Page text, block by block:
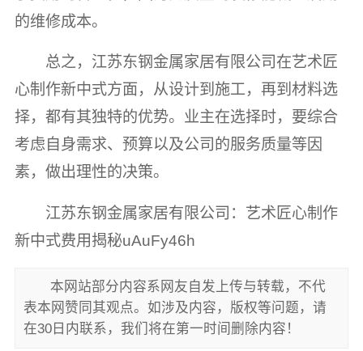
的维修成本。
总之，江苏东钢金属家居有限公司在艺术匠
心制作新中式方面，从设计到施工，再到材料选
择，都有其独特的优势。业主在选择时，要综合
考虑自身需求、预算以及公司的服务质量等因
素，做出理性的决策。
江苏东钢金属家居有限公司：艺术匠心制作
新中式费用揭秘uAuFy46h
本网站部分内容系网友自发上传与转载，不代
表本网赞同其观点。如涉及内容，版权等问题，请
在30日内联系，我们将在第一时间删除内容！